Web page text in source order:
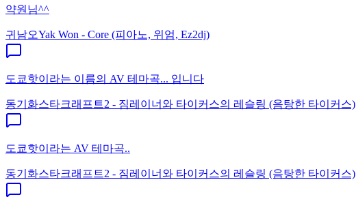
약원님^^
귀남오Yak Won - Core (피아노, 위엄, Ez2dj)
도쿄핫이라는 이름의 AV 테마곡... 입니다
동기화스타크래프트2 - 짐레이너와 타이커스의 레슬링 (음탕한 타이커스)
도쿄핫이라는 AV 테마곡..
동기화스타크래프트2 - 짐레이너와 타이커스의 레슬링 (음탕한 타이커스)